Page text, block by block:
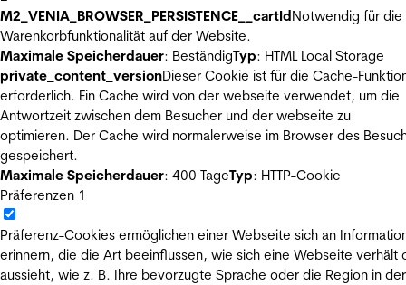
M2_VENIA_BROWSER_PERSISTENCE__cartIdNotwendig für die
Warenkorbfunktionalität auf der Website.
Maximale Speicherdauer: BeständigTyp: HTML Local Storage
private_content_versionDieser Cookie ist für die Cache-
erforderlich. Ein Cache wird von der webseite verwendet, um die
Antwortzeit zwischen dem Besucher und der webseite zu
optimieren. Der Cache wird normalerweise im Browser des
gespeichert.
Maximale Speicherdauer: 400 TageTyp: HTTP-Cookie
Präferenzen 1
Präferenz-Cookies ermöglichen einer Webseite sich an
erinnern, die die Art beeinflussen, wie sich eine Webseite verhält
aussieht, wie z. B. Ihre bevorzugte Sprache oder die Region in